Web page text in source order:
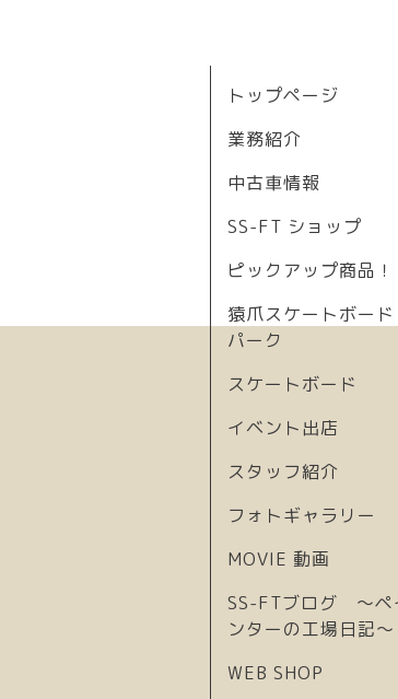
トップページ
業務紹介
中古車情報
SS-FT ショップ
ピックアップ商品！
猿爪スケートボード
パーク
スケートボード
イベント出店
スタッフ紹介
フォトギャラリー
MOVIE 動画
SS-FTブログ 〜ペ
ンターの工場日記〜
WEB SHOP